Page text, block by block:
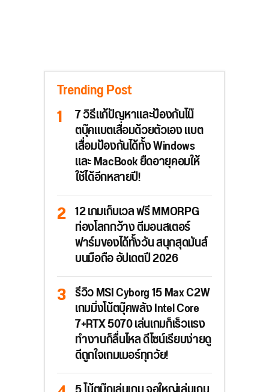
Trending Post
7 วิธีแก้ปัญหาและป้องกันโน๊
ตบุ๊คแบตเสื่อมด้วยตัวเอง แบต
เสื่อมป้องกันได้ทั้ง Windows
และ MacBook ยืดอายุคอมให้
ใช้ได้อีกหลายปี!
12 เกมเก็บเวล ฟรี MMORPG
ท่องโลกกว้าง ตีมอนสเตอร์
ฟาร์มของได้ทั้งวัน สนุกสุดมันส์
บนมือถือ อัปเดตปี 2026
รีวิว MSI Cyborg 15 Max C2W
เกมมิ่งโน้ตบุ๊คพลัง Intel Core
7+RTX 5070 เล่นเกมก็เร็วแรง
ทำงานก็ลื่นไหล ดีไซน์เรียบง่ายดู
ดีถูกใจเกมเมอร์ทุกวัย!